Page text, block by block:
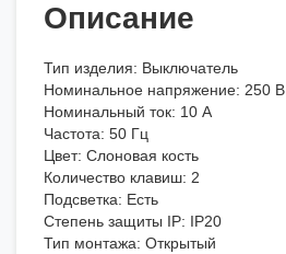
Описание
Тип изделия: Выключатель
Номинальное напряжение: 250 В
Номинальный ток: 10 А
Частота: 50 Гц
Цвет: Слоновая кость
Количество клавиш: 2
Подсветка: Есть
Степень защиты IP: IP20
Тип монтажа: Открытый